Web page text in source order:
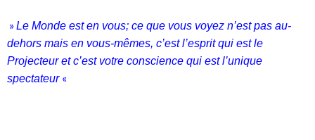
»Le Monde est en vous; ce que vous voyez n’est pas au-
dehors mais en vous-mêmes, c’est l’esprit qui est le
Projecteur et c’est votre conscience qui est l’unique
spectateur «